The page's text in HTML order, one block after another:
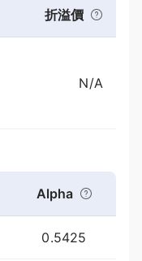
折溢價
N/A
Alpha
0.5425